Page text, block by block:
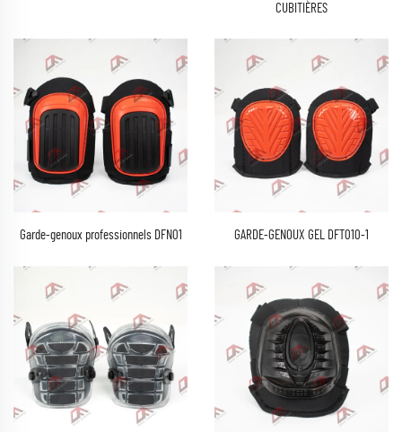
CUBITIÈRES
Garde-genoux professionnels DFN01 GARDE-GENOUX GEL DFT010-1